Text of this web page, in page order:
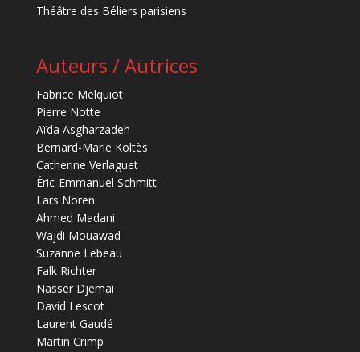
Théâtre des Béliers parisiens
Auteurs / Autrices
Fabrice Melquiot
Pierre Notte
Aïda Asgharzadeh
Bernard-Marie Koltès
Catherine Verlaguet
Éric-Emmanuel Schmitt
Lars Noren
Ahmed Madani
Wajdi Mouawad
Suzanne Lebeau
Falk Richter
Nasser Djemaï
David Lescot
Laurent Gaudé
Martin Crimp